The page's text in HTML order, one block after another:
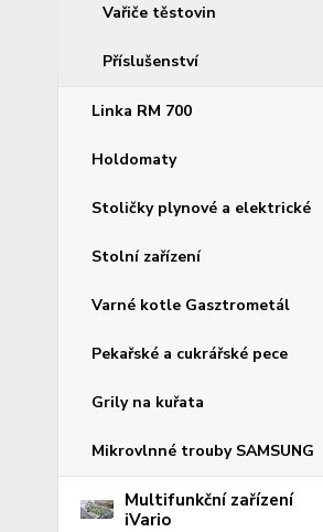
Vařiče těstovin
Příslušenství
Linka RM 700
Holdomaty
Stoličky plynové a elektrické
Stolní zařízení
Varné kotle Gasztrometál
Pekařské a cukrářské pece
Grily na kuřata
Mikrovlnné trouby SAMSUNG
Multifunkční zařízení
iVario